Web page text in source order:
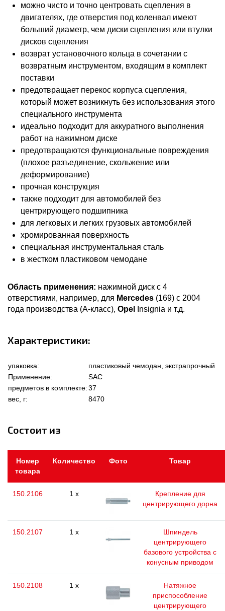
можно чисто и точно центровать сцепления в
двигателях, где отверстия под коленвал имеют
больший диаметр, чем диски сцепления или втулки
дисков сцепления
возврат установочного кольца в сочетании с
возвратным инструментом, входящим в комплект
поставки
предотвращает перекос корпуса сцепления,
который может возникнуть без использования этого
специального инструмента
идеально подходит для аккуратного выполнения
работ на нажимном диске
предотвращаются функциональные повреждения
(плохое разъединение, скольжение или
деформирование)
прочная конструкция
также подходит для автомобилей без
центрирующего подшипника
для легковых и легких грузовых автомобилей
хромированная поверхность
специальная инструментальная сталь
в жестком пластиковом чемодане
Область применения: нажимной диск с 4
отверстиями, например, для Mercedes (169) с 2004
года производства (A-класс), Opel Insignia и т.д.
Характеристики:
упаковка:
пластиковый чемодан, экстрапрочный
Применение:
SAC
предметов в комплекте:37
вес, г:
8470
Состоит из
Номер
товара
Количество Фото Товар
150.2106 1 x
Крепление для
центрирующего дорна
150.2107 1 x
Шпиндель
центрирующего
базового устройства с
конусным приводом
150.2108 1 x
Натяжное
приспособление
центрирующего